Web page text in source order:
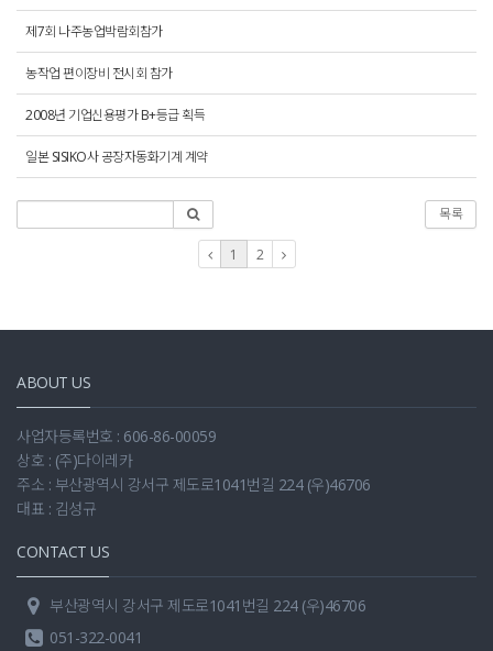
제7회 나주농업박람회참가
농작업 편이장비 전시회 참가
2008년 기업신용평가 B+등급 획득
일본 SISIKO사 공장자동화기계 계약
목록
1 2
ABOUT US
사업자등록번호 : 606-86-00059
상호 : (주)다이레카
주소 : 부산광역시 강서구 제도로1041번길 224 (우)46706
대표 : 김성규
CONTACT US
부산광역시 강서구 제도로1041번길 224 (우)46706
051-322-0041